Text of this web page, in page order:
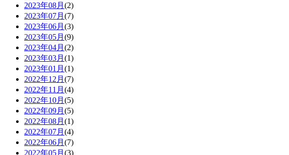
2023年08月 (2)
2023年07月 (7)
2023年06月 (3)
2023年05月 (9)
2023年04月 (2)
2023年03月 (1)
2023年01月 (1)
2022年12月 (7)
2022年11月 (4)
2022年10月 (5)
2022年09月 (5)
2022年08月 (1)
2022年07月 (4)
2022年06月 (7)
2022年05月 (3)